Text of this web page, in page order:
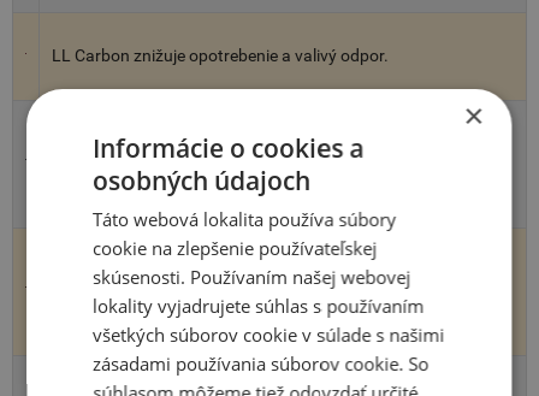
LL Carbon znižuje opotrebenie a valivý odpor.
Novo vyvinutá zmes, ktorá umožňuje udržať mäkkosť gumy,
poskytuje ďaleko vyrovnanejší výkon na mokrom povrchu po
celú dobu životnosti pneu.
Spodná behúňová vrstva, ktorá je aktivovaná opotrebením
pneumatiky, zabezpečuje stály výkon na mokrom povrchu po
celú dobu životnosti pneu.
Smerový dezén optimalizuje výkon pri doprednej rotácii a
×
Informácie o cookies a
osobných údajoch
Táto webová lokalita používa súbory
cookie na zlepšenie používateľskej
skúsenosti. Používaním našej webovej
lokality vyjadrujete súhlas s používaním
všetkých súborov cookie v súlade s našimi
zásadami používania súborov cookie. So